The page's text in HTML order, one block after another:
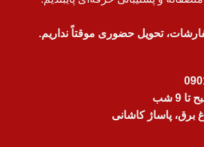
تحویل حضوری موقتاً نداریم.
برق، پاساژ کاشانی